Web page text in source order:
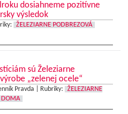
dosiahneme pozitívne
výsledok
ŽELEZIARNE PODBREZOVÁ
sú Železiarne
„zelenej ocele“
Pravda | Rubriky:
ŽELEZIARNE
DOMA